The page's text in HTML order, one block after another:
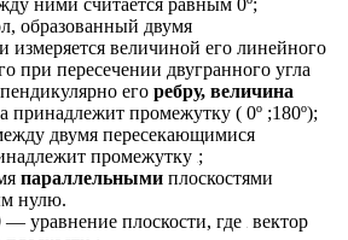
ними считается равным 0º;
образованный двумя
измеряется величиной его линейного
при пересечении двугранного угла
его ребру, величина
принадлежит промежутку ( 0º ;180º);
двумя пересекающимися
промежутку ;
параллельными плоскостями
нулю.
уравнение плоскости, где вектор